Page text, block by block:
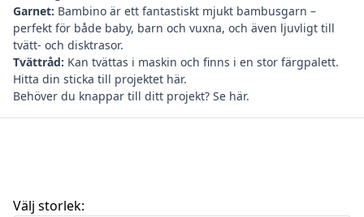
Garnet: Bambino är ett fantastiskt mjukt bambusgarn –
perfekt för både baby, barn och vuxna, och även ljuvligt till
tvätt- och disktrasor.
Tvättråd: Kan tvättas i maskin och finns i en stor färgpalett.
Hitta din sticka till projektet här.
Behöver du knappar till ditt projekt? Se här.
Välj storlek: